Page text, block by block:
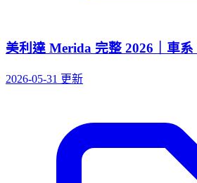
美利達 Merida 完整 2026｜車
2026-05-31 更新